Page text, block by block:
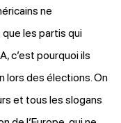
ne
les partis qui
c’est pourquoi ils
lors des élections. On
et tous les slogans